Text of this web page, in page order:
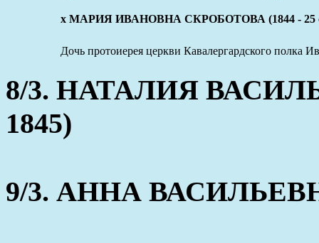
x МАРИЯ ИВАНОВНА СКРОБОТОВА (1844 - 25
Дочь протоиерея церкви Кавалергардского полка
8/3. НАТАЛИЯ
1845)
9/3. АННА